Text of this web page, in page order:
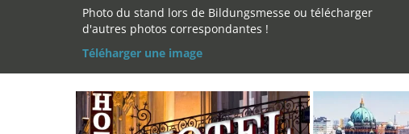
Photo du stand lors de Bildungsmesse ou télécharger
d'autres photos correspondantes !
Téléharger une image